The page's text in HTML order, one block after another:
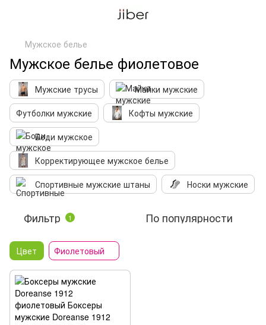
Мужское белье
Мужское белье фиолетовое
Мужские трусы
Майки мужские
Футболки мужские
Кофты мужские
Боди мужское
Корректирующее мужское белье
Спортивные мужские штаны
Носки мужские
Фильтр 1 По популярности
Цвет Фиолетовый